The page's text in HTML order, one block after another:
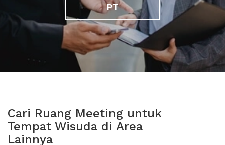
PT
Cari Ruang Meeting untuk
Tempat Wisuda di Area
Lainnya